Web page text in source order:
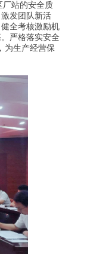
厂站的安全质
发团队新活
全考核激励机
严格落实安全
为生产经营保